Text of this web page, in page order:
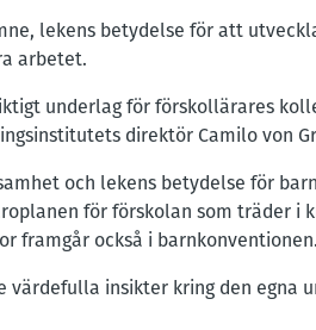
lekens betydelse för att
arbetet.
underlag för förskollärares
direktör Camilo von
och lekens betydelse för
för förskolan som träder i
framgår också i barnkonventionen.
insikter kring den egna